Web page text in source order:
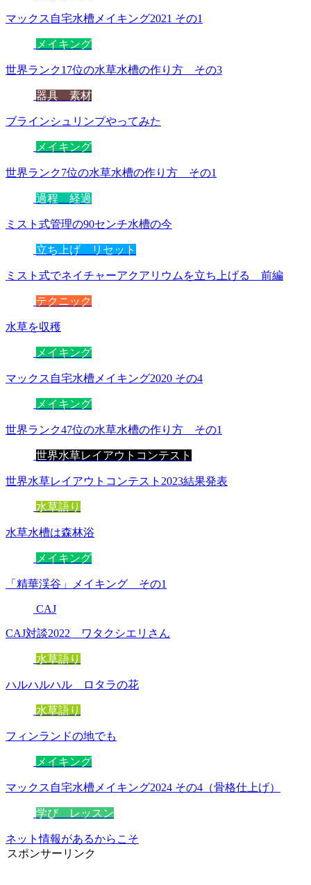
マックス自宅水槽メイキング2021 その1
メイキング
世界ランク17位の水草水槽の作り方 その3
器具 素材
ブラインシュリンプやってみた
メイキング
世界ランク7位の水草水槽の作り方 その1
過程 経過
ミスト式管理の90センチ水槽の今
立ち上げ リセット
ミスト式でネイチャーアクアリウムを立ち上げる 前編
テクニック
水草を収穫
メイキング
マックス自宅水槽メイキング2020 その4
メイキング
世界ランク47位の水草水槽の作り方 その1
世界水草レイアウトコンテスト
世界水草レイアウトコンテスト2023結果発表
水草語り
水草水槽は森林浴
メイキング
「精華渓谷」メイキング その1
CAJ
CAJ対談2022 ワタクシエリさん
水草語り
ハルハルハル ロタラの花
水草語り
フィンランドの地でも
メイキング
マックス自宅水槽メイキング2024 その4（骨格仕上げ）
学び レッスン
ネット情報があるからこそ
スポンサーリンク